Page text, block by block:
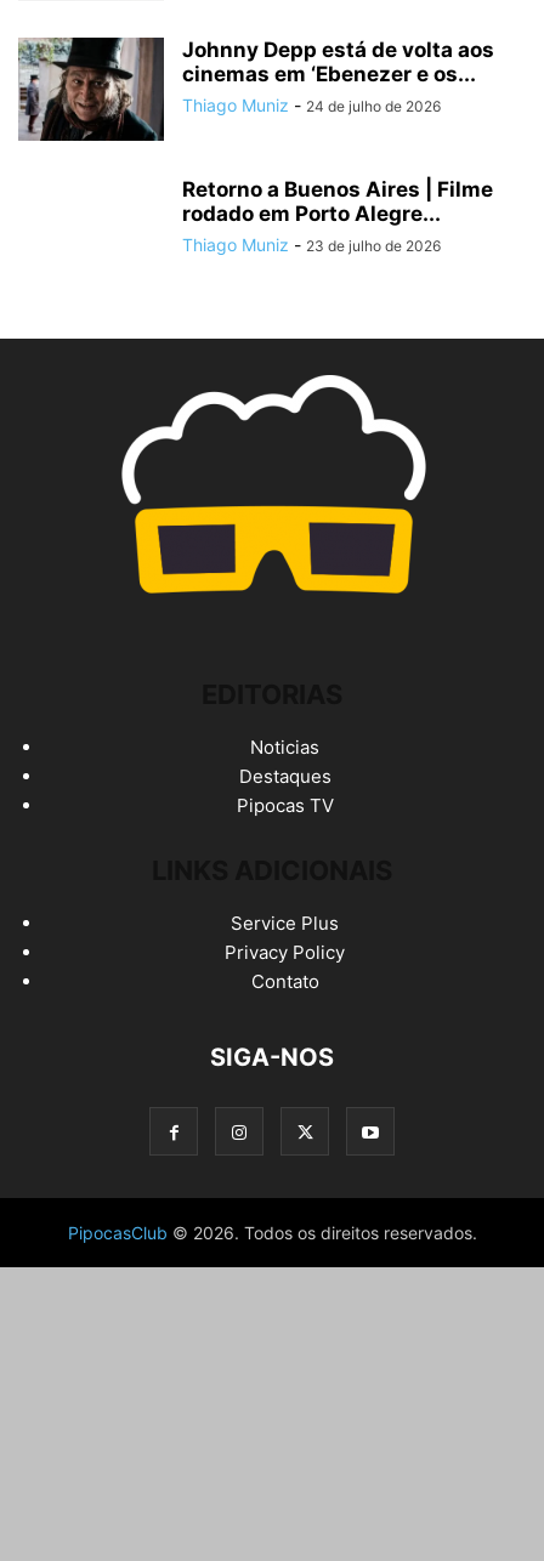
Johnny Depp está de volta aos
cinemas em ‘Ebenezer e os...
Thiago Muniz - 24 de julho de 2026
Retorno a Buenos Aires | Filme
rodado em Porto Alegre...
Thiago Muniz - 23 de julho de 2026
Noticias
Destaques
Pipocas TV
Service Plus
Privacy Policy
Contato
SIGA-NOS
PipocasClub © 2026. Todos os direitos reservados.